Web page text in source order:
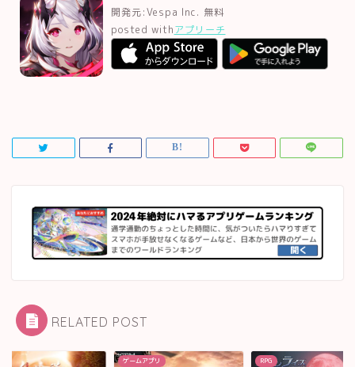
開発元:Vespa Inc. 無料
posted withアプリーチ
RELATED POST
アプリ RPG RPG